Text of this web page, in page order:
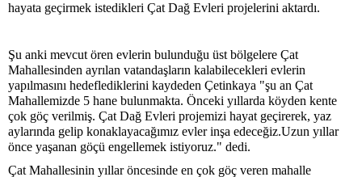
hayata geçirmek istedikleri Çat Dağ Evleri projelerini aktardı.
Şu anki mevcut ören evlerin bulunduğu üst bölgelere Çat
Mahallesinden ayrılan vatandaşların kalabilecekleri evlerin
yapılmasını hedeflediklerini kaydeden Çetinkaya "şu an Çat
Mahallemizde 5 hane bulunmakta. Önceki yıllarda köyden kente
çok göç verilmiş. Çat Dağ Evleri projemizi hayat geçirerek, yaz
aylarında gelip konaklayacağımız evler inşa edeceğiz.Uzun yıllar
önce yaşanan göçü engellemek istiyoruz." dedi.
Çat Mahallesinin yıllar öncesinde en çok göç veren mahalle